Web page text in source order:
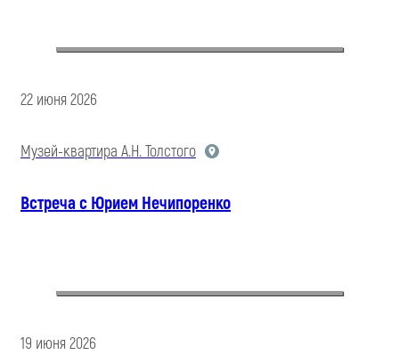
22 июня 2026
Музей-квартира А.Н. Толстого
Встреча с Юрием Нечипоренко
19 июня 2026